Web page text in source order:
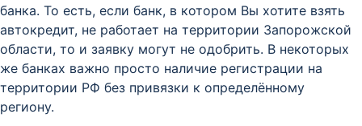
банка. То есть, если банк, в котором Вы хотите взять
автокредит, не работает на территории Запорожской
области, то и заявку могут не одобрить. В некоторых
же банках важно просто наличие регистрации на
территории РФ без привязки к определённому
региону.